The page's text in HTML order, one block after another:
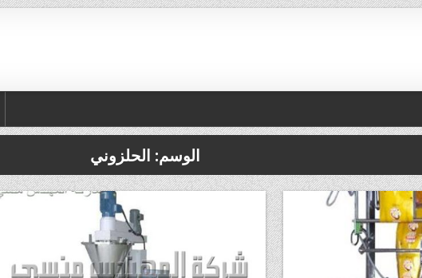
الوسم: الحلزوني